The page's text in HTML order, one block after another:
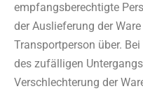
empfangsberechtigte
der Auslieferung der
Transportperson über.
des zufälligen
Verschlechterung der